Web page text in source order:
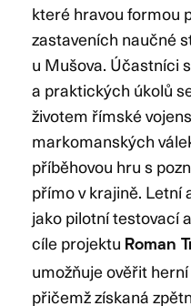
které hravou formou
zastaveních naučné
u Mušova. Účastníci
a praktických úkolů
životem římské
markomanských
příběhovou hru s
přímo v krajině. Letní
jako pilotní testovací
cíle projektu Roman
umožňuje ověřit
přičemž získaná